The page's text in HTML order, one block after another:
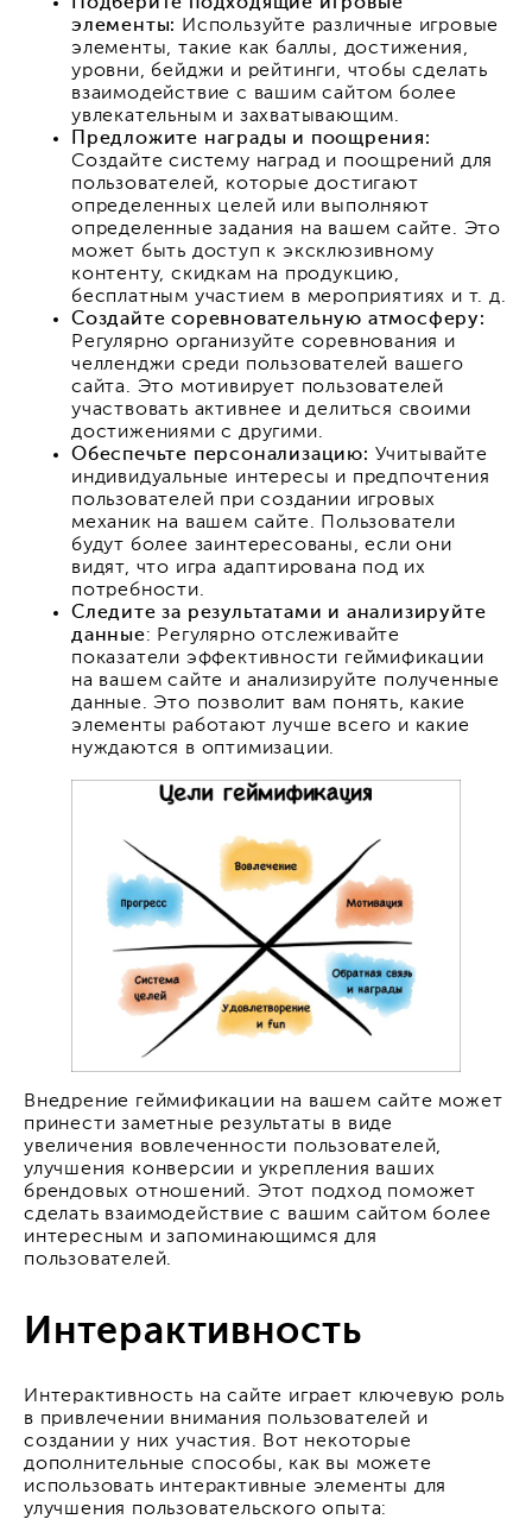
элементы: Используйте различные игровые
элементы, такие как баллы, достижения,
уровни, бейджи и рейтинги, чтобы сделать
взаимодействие с вашим сайтом более
увлекательным и захватывающим.
Предложите награды и поощрения:
Создайте систему наград и поощрений для
пользователей, которые достигают
определенных целей или выполняют
определенные задания на вашем сайте. Это
может быть доступ к эксклюзивному
контенту, скидкам на продукцию,
бесплатным участием в мероприятиях и т. д.
Создайте соревновательную атмосферу:
Регулярно организуйте соревнования и
челленджи среди пользователей вашего
сайта. Это мотивирует пользователей
участвовать активнее и делиться своими
достижениями с другими.
Обеспечьте персонализацию: Учитывайте
индивидуальные интересы и предпочтения
пользователей при создании игровых
механик на вашем сайте. Пользователи
будут более заинтересованы, если они
видят, что игра адаптирована под их
потребности.
Следите за результатами и анализируйте
данные: Регулярно отслеживайте
показатели эффективности геймификации
на вашем сайте и анализируйте полученные
данные. Это позволит вам понять, какие
элементы работают лучше всего и какие
нуждаются в оптимизации.
Внедрение геймификации на вашем сайте может
принести заметные результаты в виде
увеличения вовлеченности пользователей,
улучшения конверсии и укрепления ваших
брендовых отношений. Этот подход поможет
сделать взаимодействие с вашим сайтом более
интересным и запоминающимся для
пользователей.
Интерактивность
Интерактивность на сайте играет ключевую роль
в привлечении внимания пользователей и
создании у них участия. Вот некоторые
дополнительные способы, как вы можете
использовать интерактивные элементы для
улучшения пользовательского опыта: